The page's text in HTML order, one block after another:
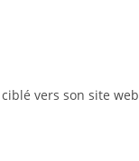
vers son site